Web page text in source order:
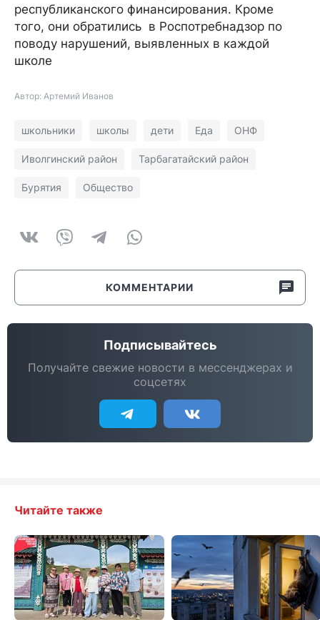
республиканского финансирования. Кроме
того, они обратились в Роспотребнадзор по
поводу нарушений, выявленных в каждой
школе
Автор: Артемий Иванов
школьники школы дети Еда ОНФ
Иволгинский район Тарбагатайский район
Бурятия Общество
КОММЕНТАРИИ
Подписывайтесь
Получайте свежие новости в мессенджерах и
соцсетях
Читайте также